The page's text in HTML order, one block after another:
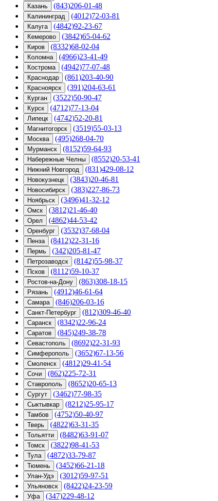
Казань (843)206-01-48
Калининград (4012)72-03-81
Калуга (4842)92-23-67
Кемерово (3842)65-04-62
Киров (8332)68-02-04
Коломна (4966)23-41-49
Кострома (4942)77-07-48
Краснодар (861)203-40-90
Красноярск (391)204-63-61
Курган (3522)50-90-47
Курск (4712)77-13-04
Липецк (4742)52-20-81
Магнитогорск (3519)55-03-13
Москва (495)268-04-70
Мурманск (8152)59-64-93
Набережные Челны (8552)20-53-41
Нижний Новгород (831)429-08-12
Новокузнецк (3843)20-46-81
Новосибирск (383)227-86-73
Ноябрьск (3496)41-32-12
Омск (3812)21-46-40
Орел (4862)44-53-42
Оренбург (3532)37-68-04
Пенза (8412)22-31-16
Пермь (342)205-81-47
Петрозаводск (8142)55-98-37
Псков (8112)59-10-37
Ростов-на-Дону (863)308-18-15
Рязань (4912)46-61-64
Самара (846)206-03-16
Санкт-Петербург (812)309-46-40
Саранск (8342)22-96-24
Саратов (845)249-38-78
Севастополь (8692)22-31-93
Симферополь (3652)67-13-56
Смоленск (4812)29-41-54
Сочи (862)225-72-31
Ставрополь (8652)20-65-13
Сургут (3462)77-98-35
Сыктывкар (8212)25-95-17
Тамбов (4752)50-40-97
Тверь (4822)63-31-35
Тольятти (8482)63-91-07
Томск (3822)98-41-53
Тула (4872)33-79-87
Тюмень (3452)66-21-18
Улан-Удэ (3012)59-97-51
Ульяновск (8422)24-23-59
Уфа (347)229-48-12